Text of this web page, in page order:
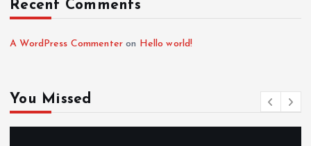
Recent Comments
A WordPress Commenter on Hello world!
You Missed